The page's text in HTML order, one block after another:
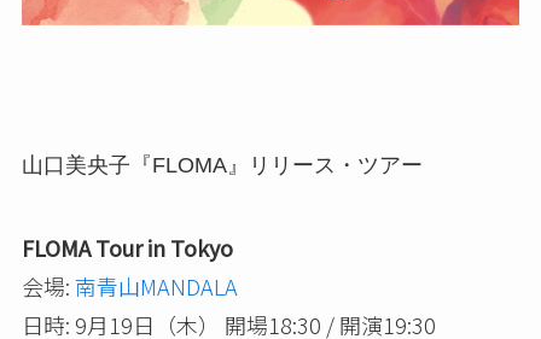
山口美央子『FLOMA』リリース・ツアー
FLOMA Tour in Tokyo
会場:南青山MANDALA
日時: 9月19日（木） 開場18:30 / 開演19:30